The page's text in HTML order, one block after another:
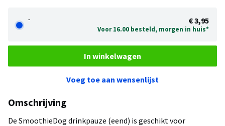
- € 3,95
Voor 16.00 besteld, morgen in huis*
In winkelwagen
Voeg toe aan wensenlijst
Omschrijving
De SmoothieDog drinkpauze (eend) is geschikt voor